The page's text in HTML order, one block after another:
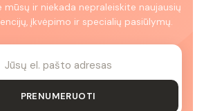
mūsų ir niekada nepraleiskite naujausių
įkvėpimo ir specialių pasiūlymų.
PRENUMERUOTI